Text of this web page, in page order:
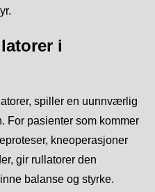
i
spiller en uunnværlig
For pasienter som kommer
kneoperasjoner
gir rullatorer den
balanse og styrke.